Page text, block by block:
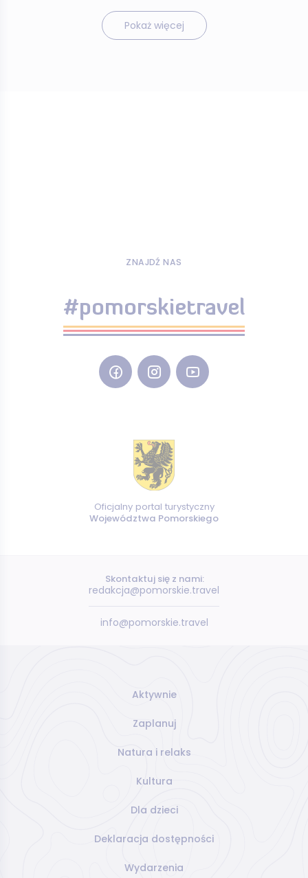
Pokaż więcej
ZNAJDŹ NAS
#pomorskietravel
Oficjalny portal turystyczny
Województwa Pomorskiego
Skontaktuj się z nami:
redakcja@pomorskie.travel
info@pomorskie.travel
Aktywnie
Zaplanuj
Natura i relaks
Kultura
Dla dzieci
Deklaracja dostępności
Wydarzenia